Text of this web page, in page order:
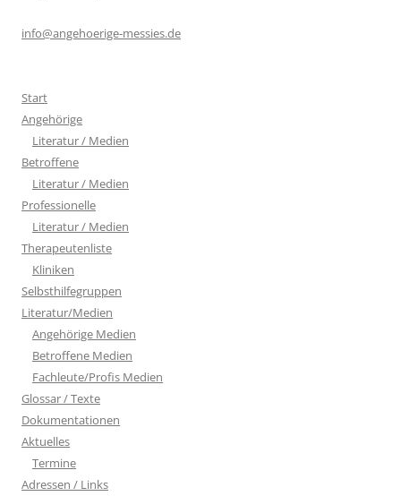
info@angehoerige-messies.de
Start
Angehörige
Literatur / Medien
Betroffene
Literatur / Medien
Professionelle
Literatur / Medien
Therapeutenliste
Kliniken
Selbsthilfegruppen
Literatur/Medien
Angehörige Medien
Betroffene Medien
Fachleute/Profis Medien
Glossar / Texte
Dokumentationen
Aktuelles
Termine
Adressen / Links